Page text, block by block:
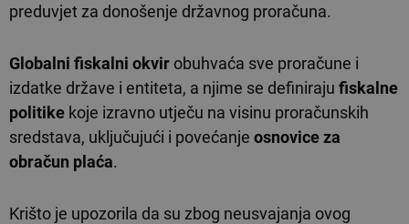
preduvjet za donošenje državnog proračuna.
Globalni fiskalni okvir obuhvaća sve proračune i
izdatke države i entiteta, a njime se definiraju fiskalne
politike koje izravno utječu na visinu proračunskih
sredstava, uključujući i povećanje osnovice za
obračun plaća.
Krišto je upozorila da su zbog neusvajanja ovog